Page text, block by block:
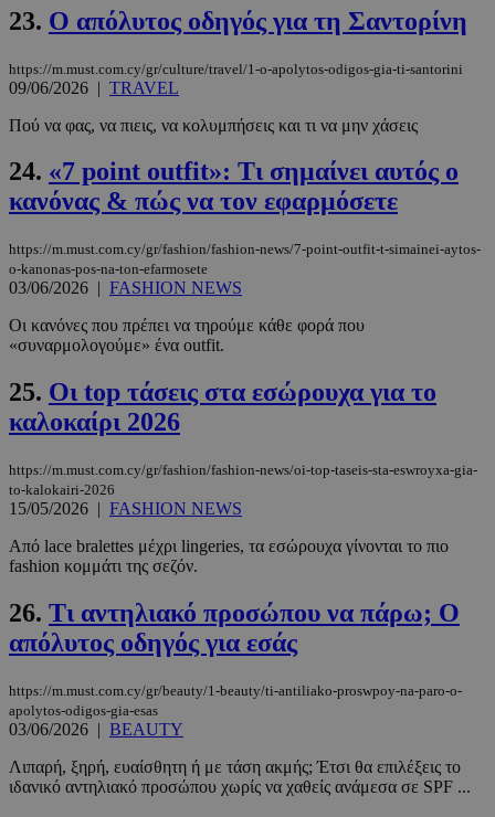
23. Ο απόλυτος οδηγός για τη Σαντορίνη
https://m.must.com.cy/gr/culture/travel/1-o-apolytos-odigos-gia-ti-santorini
09/06/2026 | TRAVEL
Πού να φας, να πιεις, να κολυμπήσεις και τι να μην χάσεις
24. «7 point outfit»: Τι σημαίνει αυτός ο
κανόνας & πώς να τον εφαρμόσετε
https://m.must.com.cy/gr/fashion/fashion-news/7-point-outfit-t-simainei-aytos-
o-kanonas-pos-na-ton-efarmosete
03/06/2026 | FASHION NEWS
Οι κανόνες που πρέπει να τηρούμε κάθε φορά που
«συναρμολογούμε» ένα outfit.
25. Οι top τάσεις στα εσώρουχα για το
καλοκαίρι 2026
https://m.must.com.cy/gr/fashion/fashion-news/oi-top-taseis-sta-eswroyxa-gia-
to-kalokairi-2026
15/05/2026 | FASHION NEWS
Από lace bralettes μέχρι lingeries, τα εσώρουχα γίνονται το πιο
fashion κομμάτι της σεζόν.
26. Τι αντηλιακό προσώπου να πάρω; Ο
απόλυτος οδηγός για εσάς
https://m.must.com.cy/gr/beauty/1-beauty/ti-antiliako-proswpoy-na-paro-o-
apolytos-odigos-gia-esas
03/06/2026 | BEAUTY
Λιπαρή, ξηρή, ευαίσθητη ή με τάση ακμής; Έτσι θα επιλέξεις το
ιδανικό αντηλιακό προσώπου χωρίς να χαθείς ανάμεσα σε SPF ...
μέρες
CookieScriptConsent
CookieScript
www.must.com.cy
4
2 μέρες
adserver.com
www.must.com.cy